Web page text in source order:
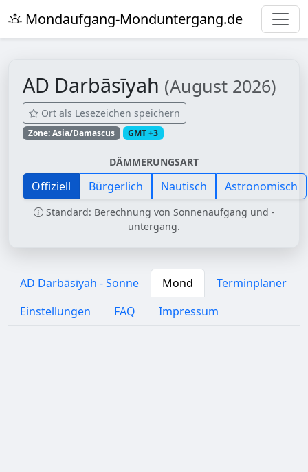
Mondaufgang-Monduntergang.de
AD Darbāsīyah (August 2026)
Ort als Lesezeichen speichern
Zone: Asia/Damascus GMT +3
DÄMMERUNGSART
Offiziell Bürgerlich Nautisch Astronomisch
Standard: Berechnung von Sonnenaufgang und -
untergang.
AD Darbāsīyah - Sonne Mond
Terminplaner
Einstellungen
FAQ Impressum